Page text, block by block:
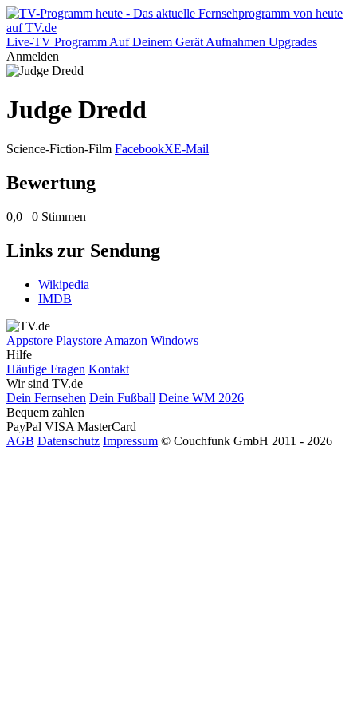
Live-TV Programm Auf Deinem Gerät Aufnahmen Upgrades
Anmelden
Judge Dredd
Science-Fiction-Film FacebookXE-Mail
Bewertung
0,0 0 Stimmen
Links zur Sendung
Wikipedia
IMDB
Appstore Playstore Amazon Windows
Hilfe
Häufige Fragen Kontakt
Wir sind TV.de
Dein Fernsehen Dein Fußball Deine WM 2026
Bequem zahlen
PayPal VISA MasterCard
AGB Datenschutz Impressum © Couchfunk GmbH 2011 - 2026